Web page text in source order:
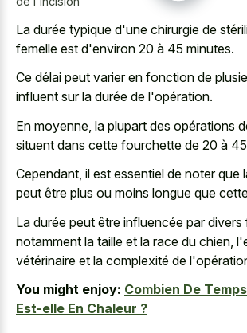
La durée typique d'une chirurgie de
femelle est d'environ 20 à 45 minutes.
Ce délai peut varier en fonction de
influent sur la durée de l'opération.
En moyenne, la plupart des opérations
situent dans cette fourchette de 20 à
Cependant, il est essentiel de noter que
peut être plus ou moins longue que
La durée peut être influencée par divers
notamment la taille et la race du chien,
vétérinaire et la complexité de
You might enjoy: Combien De
Est-elle En Chaleur ?